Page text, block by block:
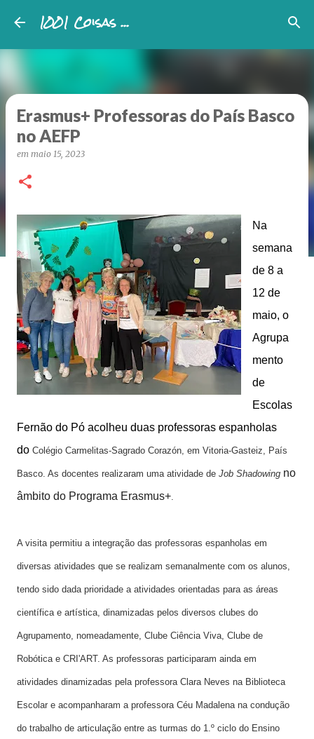
Avançar para o conteúdo principal
1001 Coisas ...
Erasmus+ Professoras do País Basco
no AEFP
em maio 15, 2023
Na
semana
de 8 a
12 de
maio, o
Agrupa
mento
de
Escolas
Fernão do Pó acolheu duas professoras espanholas
do Colégio Carmelitas-Sagrado Corazón, em Vitoria-Gasteiz, País
Basco. As docentes realizaram uma atividade de Job Shadowing no
âmbito do Programa Erasmus+.
A visita permitiu a integração das professoras espanholas em
diversas atividades que se realizam semanalmente com os alunos,
tendo sido dada prioridade a atividades orientadas para as áreas
científica e artística, dinamizadas pelos diversos clubes do
Agrupamento, nomeadamente, Clube Ciência Viva, Clube de
Robótica e CRI'ART. As professoras participaram ainda em
atividades dinamizadas pela professora Clara Neves na Biblioteca
Escolar e acompanharam a professora Céu Madalena na condução
do trabalho de articulação entre as turmas do 1.º ciclo do Ensino